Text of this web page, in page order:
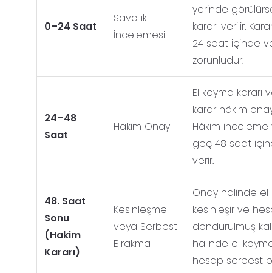
0–24 Saat
Savcılık
İncelemesi
yerinde
kararı verilir.
24 saat içinde
zorunludur.
24–48
Saat
Hakim Onayı
El koyma kararı
karar hâkim
Hâkim
geç 48 saat
verir.
48. Saat
Sonu
(Hakim
Kararı)
Kesinleşme
veya Serbest
Bırakma
Onay halinde el
kesinleşir ve
dondurulmuş
halinde el
hesap serbest